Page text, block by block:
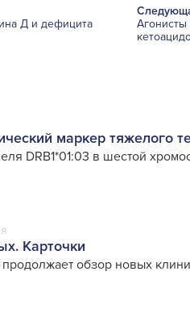
Д и дефицита
Агонисты
маркер тяжелого
DRB1*01:03 в шестой
Карточки
обзор новых